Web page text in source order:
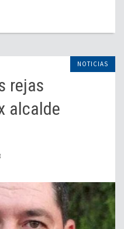
NOTICIAS
rejas
alcalde